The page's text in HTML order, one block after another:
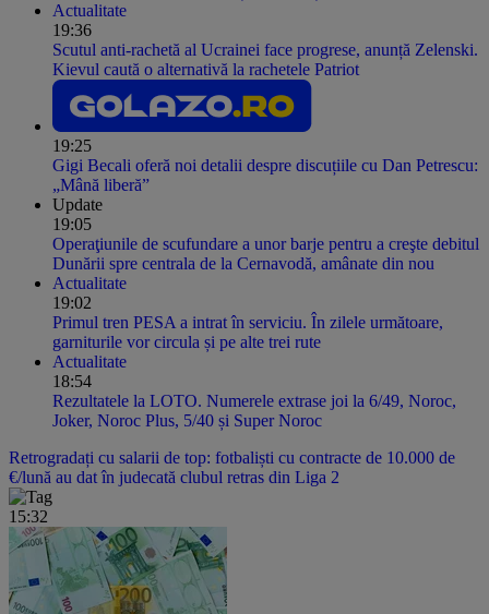
Actualitate
19:36
Scutul anti-rachetă al Ucrainei face progrese, anunță Zelenski.
Kievul caută o alternativă la rachetele Patriot
19:25
Gigi Becali oferă noi detalii despre discuțiile cu Dan Petrescu:
„Mână liberă”
Update
19:05
Operaţiunile de scufundare a unor barje pentru a creşte debitul
Dunării spre centrala de la Cernavodă, amânate din nou
Actualitate
19:02
Primul tren PESA a intrat în serviciu. În zilele următoare,
garniturile vor circula și pe alte trei rute
Actualitate
18:54
Rezultatele la LOTO. Numerele extrase joi la 6/49, Noroc,
Joker, Noroc Plus, 5/40 și Super Noroc
Retrogradați cu salarii de top: fotbaliști cu contracte de 10.000 de
€/lună au dat în judecată clubul retras din Liga 2
15:32